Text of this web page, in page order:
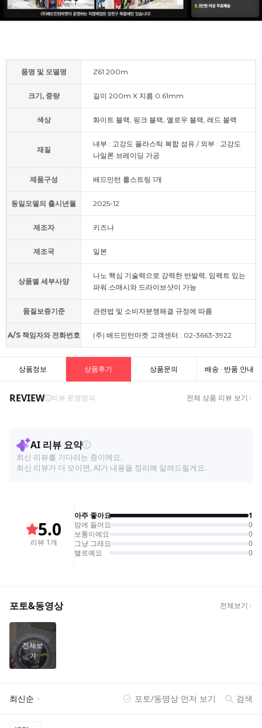
품명 및 모델명 Z61 200m
크기, 중량 길이 200m X 지름 0.61mm
색상 화이트 블랙, 핑크 블랙, 옐로우 블랙, 레드 블랙
재질
내부 : 고강도 플라스틱 복합 섬유 / 외부 : 고강도
나일론 브레이딩 가공
제품구성 배드민턴 롤스트링 1개
동일모델의 출시년월 2025-12
제조자 키즈나
제조국 일본
상품별 세부사양
나노 핵심 기술력으로 강력한 반발력, 임팩트 있는
파워 스매시와 드라이브샷이 가능
품질보증기준 관련법 및 소비자분쟁해결 규정에 따름
A/S 책임자와 전화번호 (주) 배드민턴마켓 고객센터 : 02-3663-3922
상품정보 상품후기 상품문의 배송 · 반품 안내